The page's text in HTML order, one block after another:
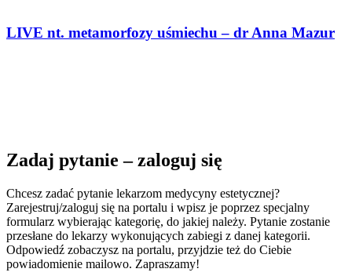
LIVE nt. metamorfozy uśmiechu – dr Anna Mazur
Zadaj pytanie – zaloguj się
Chcesz zadać pytanie lekarzom medycyny estetycznej?
Zarejestruj/zaloguj się na portalu i wpisz je poprzez specjalny
formularz wybierając kategorię, do jakiej należy. Pytanie zostanie
przesłane do lekarzy wykonujących zabiegi z danej kategorii.
Odpowiedź zobaczysz na portalu, przyjdzie też do Ciebie
powiadomienie mailowo. Zapraszamy!